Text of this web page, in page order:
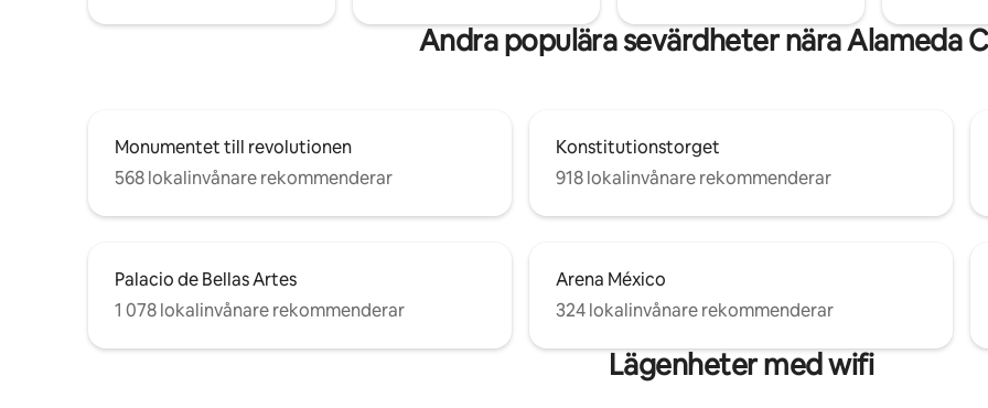
Andra populära sevärdheter nära Alameda
Monumentet till revolutionen
568 lokalinvånare rekommenderar
Konstitutionstorget
918 lokalinvånare rekommenderar
Palacio de Bellas Artes
1 078 lokalinvånare rekommenderar
Arena México
324 lokalinvånare rekommenderar
Lägenheter med wifi